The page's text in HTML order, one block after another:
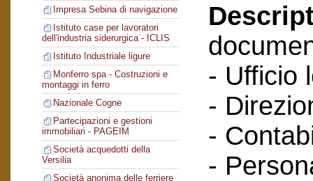
Impresa Sebina di navigazione
Istituto case per lavoratori
dell'industria siderurgica - ICLIS
Istituto Industriale ligure
Monferro spa - Costruzioni e
montaggi in ferro
Nazionale Cogne
Partecipazioni e gestioni
immobiliari - PAGEIM
Società acquedotti della
Versilia
Società anonima delle ferriere
- Ufficio
-
-
-